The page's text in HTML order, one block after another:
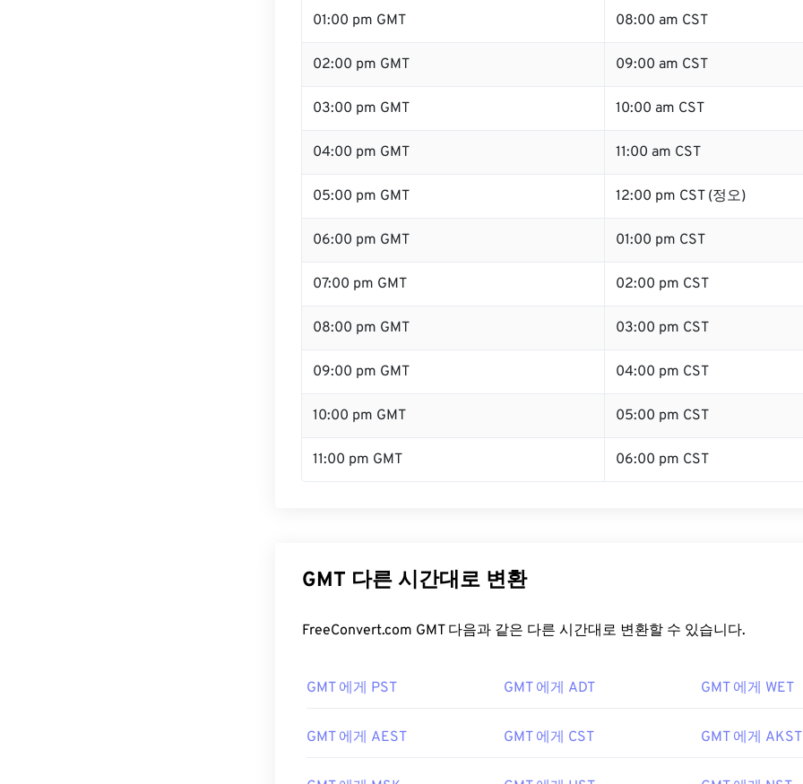
01:00 pm GMT 08:00 am CST
02:00 pm GMT 09:00 am CST
03:00 pm GMT 10:00 am CST
04:00 pm GMT 11:00 am CST
05:00 pm GMT 12:00 pm CST (정오)
06:00 pm GMT 01:00 pm CST
07:00 pm GMT 02:00 pm CST
08:00 pm GMT 03:00 pm CST
09:00 pm GMT 04:00 pm CST
10:00 pm GMT 05:00 pm CST
11:00 pm GMT 06:00 pm CST
GMT 다른 시간대로 변환
FreeConvert.com GMT 다음과 같은 다른 시간대로 변환할 수 있습니다.
GMT 에게 PST GMT 에게 ADT GMT 에게 WET
GMT 에게 AEST GMT 에게 CST GMT 에게 AKST